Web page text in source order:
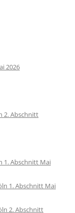
2026
2. Abschnitt
1. Abschnitt Mai
1. Abschnitt Mai
2. Abschnitt